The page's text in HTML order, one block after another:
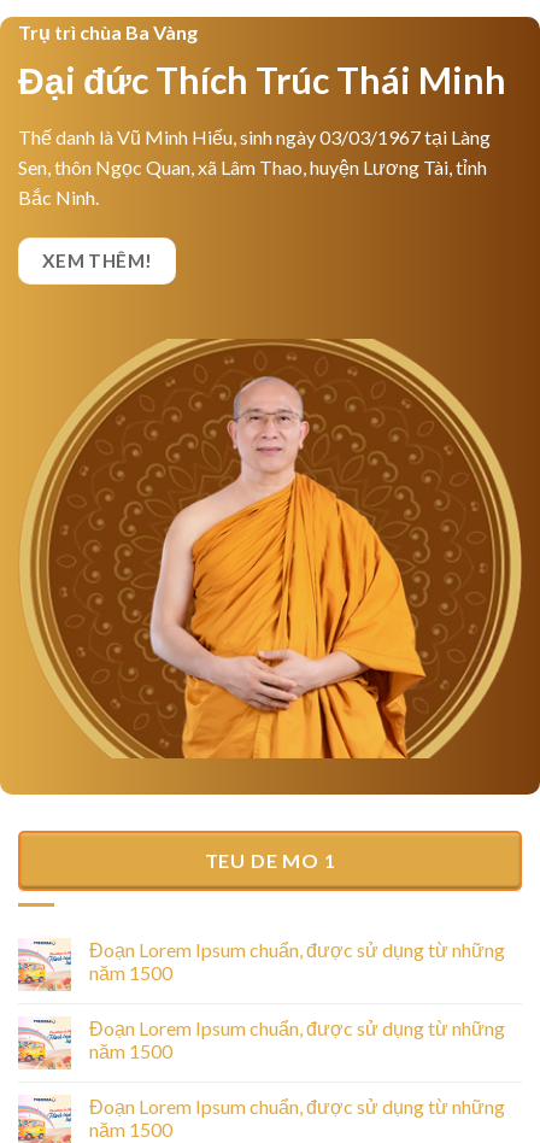
Trụ trì chùa Ba Vàng
Đại đức Thích Trúc Thái Minh
Thế danh là Vũ Minh Hiếu, sinh ngày 03/03/1967 tại Làng
Sen, thôn Ngọc Quan, xã Lâm Thao, huyện Lương Tài, tỉnh
Bắc Ninh.
XEM THÊM!
TEU DE MO 1
Đoạn Lorem Ipsum chuẩn, được sử dụng từ những
năm 1500
Đoạn Lorem Ipsum chuẩn, được sử dụng từ những
năm 1500
Đoạn Lorem Ipsum chuẩn, được sử dụng từ những
năm 1500